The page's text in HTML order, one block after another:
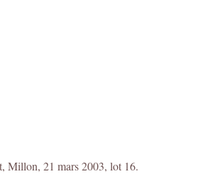
Millon, 21 mars 2003, lot 16.